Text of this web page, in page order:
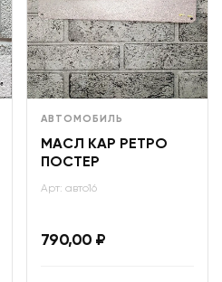
АВТОМОБИЛЬ
МАСЛ КАР РЕТРО
ПОСТЕР
Арт: авто16
790,00 ₽